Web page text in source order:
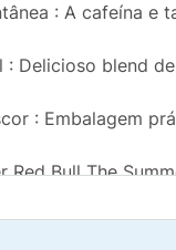
: A cafeína e
: Delicioso blend
: Embalagem
Red Bull The
físico e